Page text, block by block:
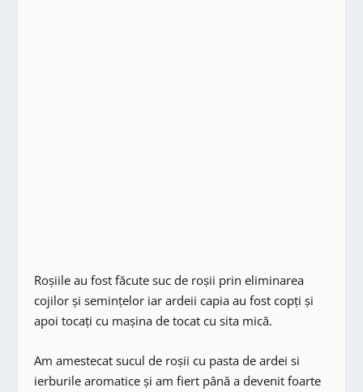
Roşiile au fost făcute suc de roşii prin eliminarea
cojilor şi seminţelor iar ardeii capia au fost copţi şi
apoi tocaţi cu maşina de tocat cu sita mică.
Am amestecat sucul de roşii cu pasta de ardei si
ierburile aromatice şi am fiert până a devenit foarte